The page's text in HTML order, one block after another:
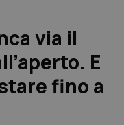
via il
E
fino a